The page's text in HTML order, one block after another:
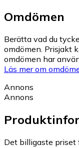
Omdömen
Berätta vad du
omdömen. Prisjakt
omdömen har
Läs mer om
Annons
Annons
Det billigaste priset